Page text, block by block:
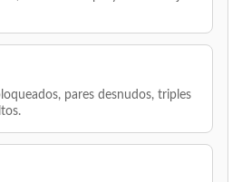
pares desnudos, triples